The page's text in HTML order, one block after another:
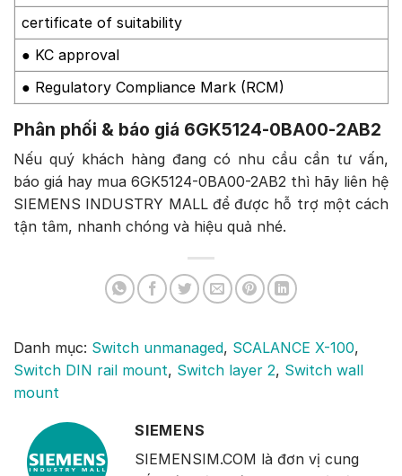
certificate of suitability
● KC approval
● Regulatory Compliance Mark (RCM)
Phân phối & báo giá 6GK5124-0BA00-2AB2
Nếu quý khách hàng đang có nhu cầu cần tư vấn,
báo giá hay mua 6GK5124-0BA00-2AB2 thì hãy liên hệ
SIEMENS INDUSTRY MALL để được hỗ trợ một cách
tận tâm, nhanh chóng và hiệu quả nhé.
Danh mục: Switch unmanaged, SCALANCE X-100,
Switch DIN rail mount, Switch layer 2, Switch wall
mount
SIEMENS
SIEMENSIM.COM là đơn vị cung